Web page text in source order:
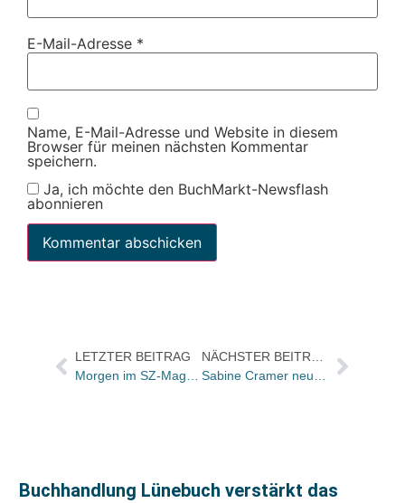
E-Mail-Adresse *
Name, E-Mail-Adresse und Website in diesem
Browser für meinen nächsten Kommentar
speichern.
Ja, ich möchte den BuchMarkt-Newsflash
abonnieren
LETZTER BEITRAG
Buchhandlung Lünebuch verstärkt das